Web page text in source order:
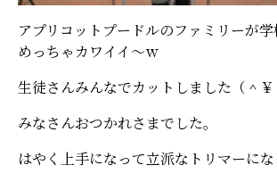
アプリコットプードルのファミリーが学
めっちゃカワイイ～ｗ
生徒さんみんなでカットしました（＾￥
みなさんおつかれさまでした。
はやく上手になって立派なトリマーにな